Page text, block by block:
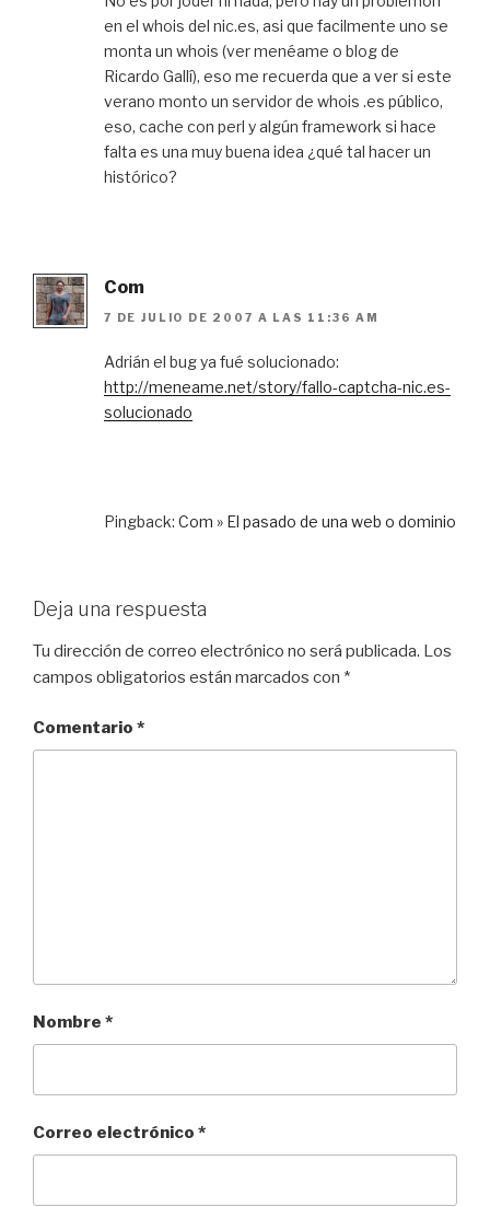
en el whois del nic.es, asi que facilmente uno se
monta un whois (ver menéame o blog de
Ricardo Gallí), eso me recuerda que a ver si este
verano monto un servidor de whois .es público,
eso, cache con perl y algún framework si hace
falta es una muy buena idea ¿qué tal hacer un
histórico?
Com
7 DE JULIO DE 2007 A LAS 11:36 AM
Adrián el bug ya fué solucionado:
http://meneame.net/story/fallo-captcha-nic.es-
solucionado
Pingback: Com » El pasado de una web o dominio
Deja una respuesta
Tu dirección de correo electrónico no será publicada. Los
campos obligatorios están marcados con *
Comentario *
Nombre *
Correo electrónico *